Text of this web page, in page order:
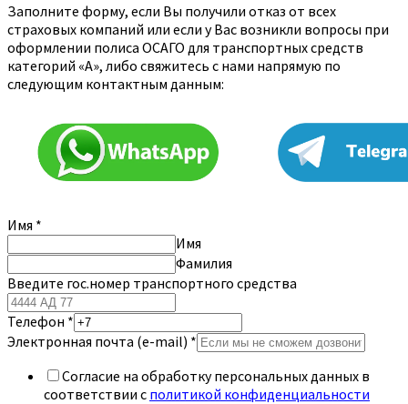
Заполните форму, если Вы получили отказ от всех
страховых компаний или если у Вас возникли вопросы при
оформлении полиса ОСАГО для транспортных средств
категорий «A», либо свяжитесь с нами напрямую по
следующим контактным данным:
Имя *
Имя
Фамилия
Введите гос.номер транспортного средства
Телефон *
Электронная почта (e-mail) *
Согласие на обработку персональных данных в
соответствии с политикой конфиденциальности